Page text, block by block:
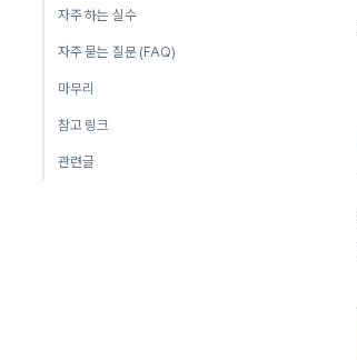
자주 하는 실수
자주 묻는 질문 (FAQ)
마무리
참고 링크
관련글